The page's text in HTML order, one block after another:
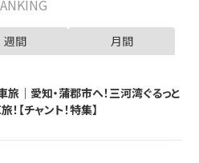
週間 月間
｜愛知・蒲郡市へ！三河湾ぐるっと
【チャント！特集】